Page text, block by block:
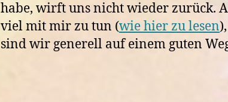
habe, wirft uns nicht wieder zurück.
viel mit mir zu tun (wie hier zu lesen
sind wir generell auf einem guten